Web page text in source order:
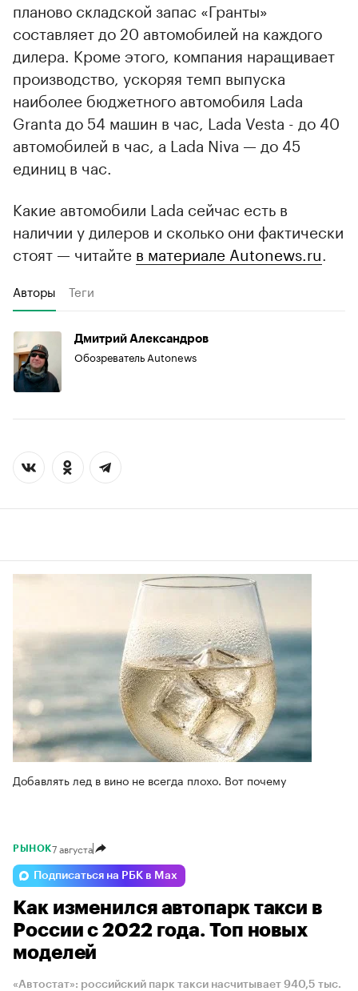
планово складской запас «Гранты»
составляет до 20 автомобилей на каждого
дилера. Кроме этого, компания наращивает
производство, ускоряя темп выпуска
наиболее бюджетного автомобиля Lada
Granta до 54 машин в час, Lada Vesta - до 40
автомобилей в час, а Lada Niva — до 45
единиц в час.
Какие автомобили Lada сейчас есть в
наличии у дилеров и сколько они фактически
стоят — читайте в материале Autonews.ru
Авторы Теги
Дмитрий Александров
Обозреватель Autonews
Добавлять лед в вино не всегда плохо. Вот почему
РЫНОК7 августа
Подписаться на РБК в Max
Как изменился автопарк такси в
России с 2022 года. Топ новых
моделей
«Автостат»: российский парк такси насчитывает 940,5 тыс.